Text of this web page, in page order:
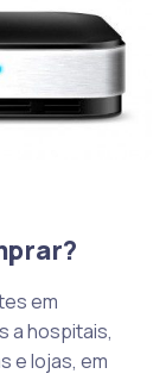
em
a hospitais,
e lojas, em